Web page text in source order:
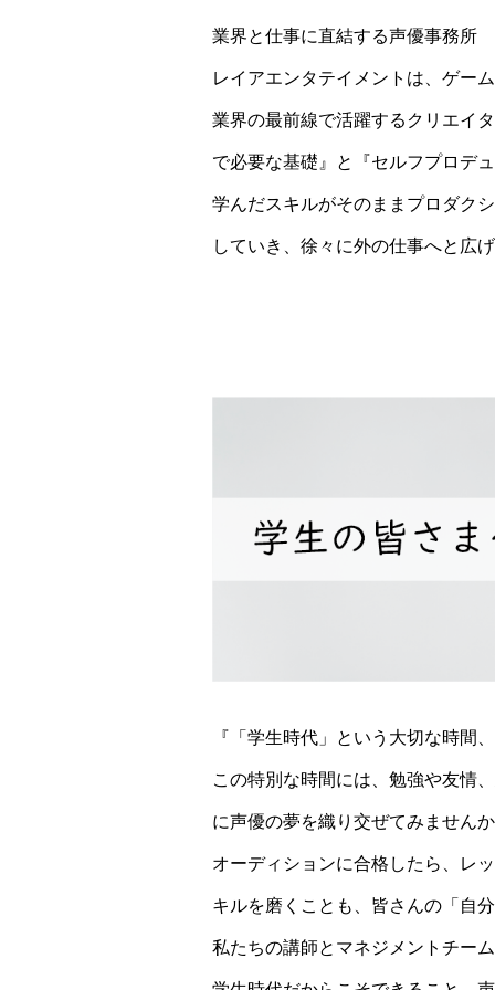
業界と仕事に直結する声優事務所
レイアエンタテイメントは、ゲー
業界の最前線で活躍するクリエイ
で必要な基礎』と『セルフプロデ
学んだスキルがそのままプロダク
していき、徐々に外の仕事へと広
『「学生時代」という大切な時間
この特別な時間には、勉強や友情
に声優の夢を織り交ぜてみません
オーディションに合格したら、レ
キルを磨くことも、皆さんの「自
私たちの講師とマネジメントチー